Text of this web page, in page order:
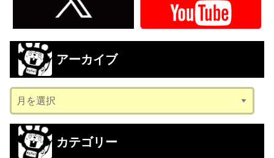
アーカイブ
ー
カ
カテゴリー